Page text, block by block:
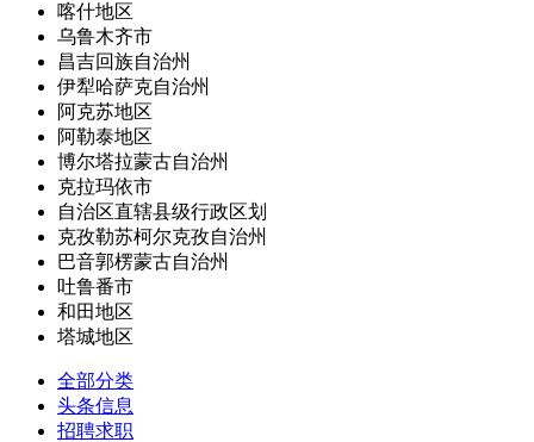
喀什地区
乌鲁木齐市
昌吉回族自治州
伊犁哈萨克自治州
阿克苏地区
阿勒泰地区
博尔塔拉蒙古自治州
克拉玛依市
自治区直辖县级行政区划
克孜勒苏柯尔克孜自治州
巴音郭楞蒙古自治州
吐鲁番市
和田地区
塔城地区
全部分类
头条信息
招聘求职